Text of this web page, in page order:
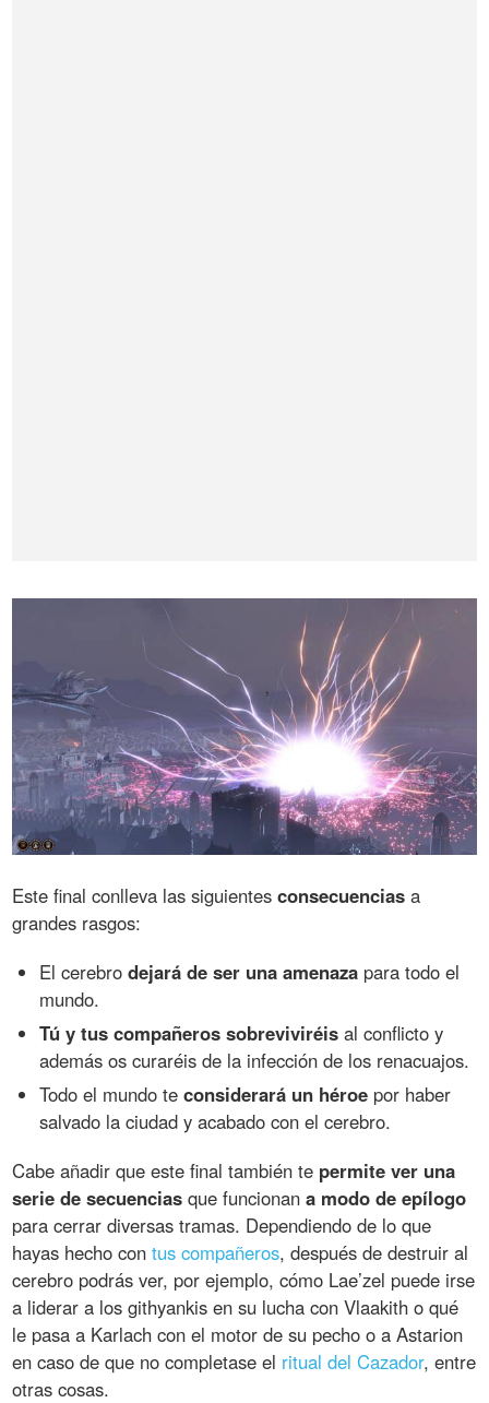
Este final conlleva las siguientesconsecuencias a
grandes rasgos:
El cerebrodejará de ser una amenaza para todo el
mundo.
Tú y tus compañeros sobreviviréis al conflicto y
además os curaréis de la infección de los renacuajos.
Todo el mundo teconsiderará un héroe por haber
salvado la ciudad y acabado con el cerebro.
Cabe añadir que este final también te permite ver una
serie de secuencias que funcionana modo de epílogo
para cerrar diversas tramas. Dependiendo de lo que
hayas hecho contus compañeros, después de destruir al
cerebro podrás ver, por ejemplo, cómo Lae’zel puede irse
a liderar a los githyankis en su lucha con Vlaakith o qué
le pasa a Karlach con el motor de su pecho o a Astarion
en caso de que no completase el ritual del Cazador, entre
otras cosas.